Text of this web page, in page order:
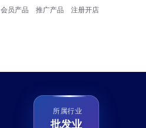
会员产品 推广产品 注册开店
所属行业
批发业